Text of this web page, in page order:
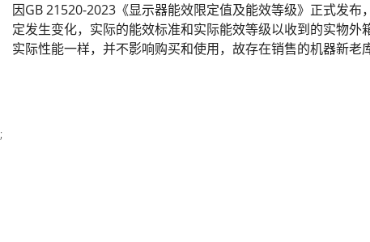
因GB 21520-2023《显示器能效限定值及能效等级》正式发
定发生变化，实际的能效标准和实际能效等级以收到的实物
实际性能一样，并不影响购买和使用，故存在销售的机器新老
;